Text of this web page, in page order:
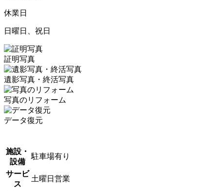
休業日
日曜日、祝日
証明写真
遺影写真・終活写真
写真のリフォーム
データ復元
施設・
設備
駐車場有り
サービ
ス
土曜日営業